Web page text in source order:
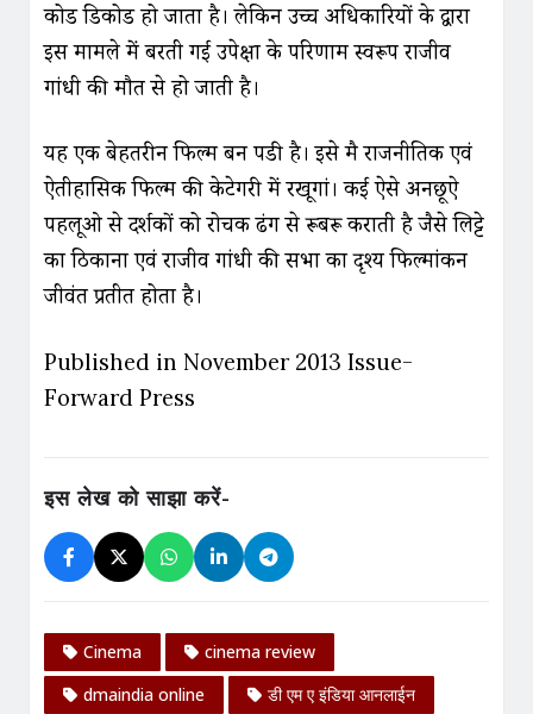
कोड डिकोड हो जाता है। लेकिन उच्च अधिकारियों के द्वारा
इस मामले में बरती गई उपेक्षा के परिणाम स्वरूप राजीव
गांधी की मौत से हो जाती है।
यह एक बेहतरीन फिल्म बन पडी है। इसे मै राजनीतिक एवं
ऐतीहासिक फिल्म की केटेगरी में रखूगां। कई ऐसे अनछूऐ
पहलूओ से दर्शकों को रोचक ढंग से रूबरू कराती है जैसे लिट्टे
का ठिकाना एवं राजीव गांधी की सभा का दृश्य फिल्मांकन
जीवंत प्रतीत होता है।
Published in November 2013 Issue-
Forward Press
इस लेख को साझा करें-
Cinema
cinema review
dmaindia online
डी एम ए इंडिया आनलाईन